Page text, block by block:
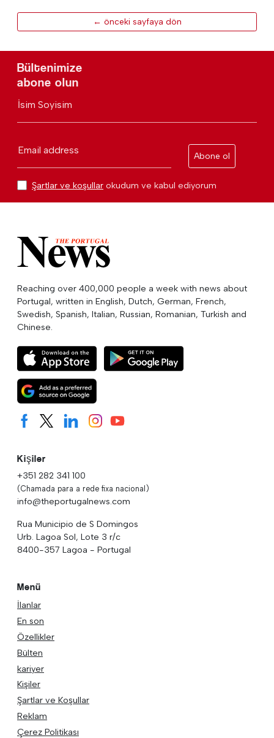
← önceki sayfaya dön
Bültenimize
abone olun
İsim Soyisim
Email address
Abone ol
Şartlar ve koşullar okudum ve kabul ediyorum
Reaching over 400,000 people a week with news about
Portugal, written in English, Dutch, German, French,
Swedish, Spanish, Italian, Russian, Romanian, Turkish and
Chinese.
Kişiler
+351 282 341 100
(Chamada para a rede fixa nacional)
info@theportugalnews.com
Rua Municipio de S Domingos
Urb. Lagoa Sol, Lote 3 r/c
8400-357 Lagoa - Portugal
Menü
İlanlar
En son
Özellikler
Bülten
kariyer
Kişiler
Şartlar ve Koşullar
Reklam
Çerez Politikası